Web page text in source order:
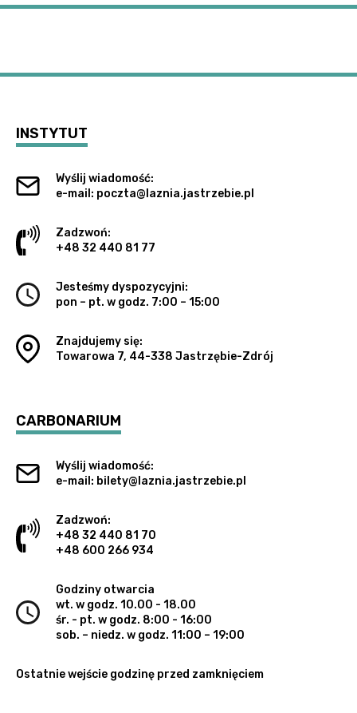
INSTYTUT
Wyślij wiadomość:
e-mail: poczta@laznia.jastrzebie.pl
Zadzwoń:
+48 32 440 81 77
Jesteśmy dyspozycyjni:
pon – pt. w godz. 7:00 – 15:00
Znajdujemy się:
Towarowa 7, 44-338 Jastrzębie-Zdrój
CARBONARIUM
Wyślij wiadomość:
e-mail: bilety@laznia.jastrzebie.pl
Zadzwoń:
+48 32 440 81 70
+48 600 266 934
Godziny otwarcia
wt. w godz. 10.00 - 18.00
śr. - pt. w godz. 8:00 - 16:00
sob. – niedz. w godz. 11:00 – 19:00
Ostatnie wejście godzinę przed zamknięciem